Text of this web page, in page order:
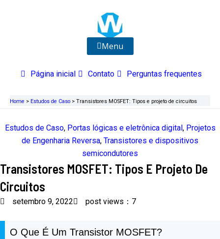
Menu
Página inicial Contato Perguntas frequentes
Home > Estudos de Caso > Transistores MOSFET: Tipos e projeto de circuitos
Estudos de Caso, Portas lógicas e eletrônica digital, Projetos
de Engenharia Reversa, Transistores e dispositivos
semicondutores
Transistores MOSFET: Tipos E Projeto De
Circuitos
setembro 9, 2022 post views：7
O Que É Um Transistor MOSFET?